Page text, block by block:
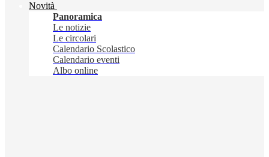
Novità
Panoramica
Le notizie
Le circolari
Calendario Scolastico
Calendario eventi
Albo online